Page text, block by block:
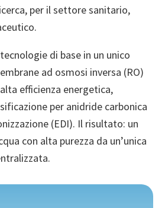
per il settore sanitario,
di base in un unico
ad osmosi inversa (RO)
efficienza energetica,
per anidride carbonica
(EDI). Il risultato: un
con alta purezza da un’unica